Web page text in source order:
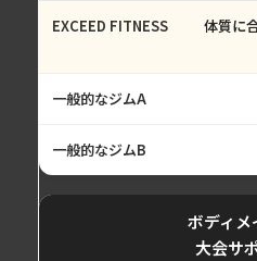
体質に
ボディメ
大会サ